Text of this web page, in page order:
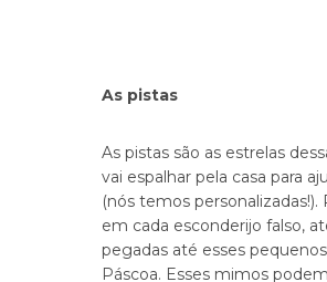
As pistas
As pistas são as estrelas
vai espalhar pela casa para
(nós temos
em cada esconderijo falso,
pegadas até esses
Páscoa. Esses mimos